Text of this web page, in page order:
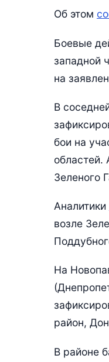
Об этом
Боевые
западной
на
В
бои на
областей.
Зеленого
Аналитики
возле
На
район,
В районе